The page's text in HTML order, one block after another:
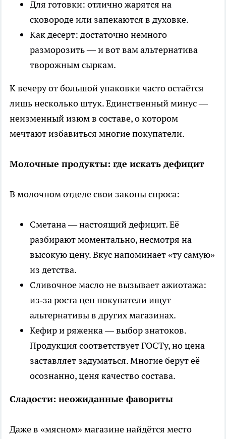
Для готовки: отлично жарятся на
сковороде или запекаются в духовке.
Как десерт: достаточно немного
разморозить — и вот вам альтернатива
творожным сыркам.
К вечеру от большой упаковки часто остаётся
лишь несколько штук. Единственный минус —
неизменный изюм в составе, о котором
мечтают избавиться многие покупатели.
Молочные продукты: где искать дефицит
В молочном отделе свои законы спроса:
Сметана — настоящий дефицит. Её
разбирают моментально, несмотря на
высокую цену. Вкус напоминает «ту самую»
из детства.
Сливочное масло не вызывает ажиотажа:
из‑за роста цен покупатели ищут
альтернативы в других магазинах.
Кефир и ряженка — выбор знатоков.
Продукция соответствует ГОСТу, но цена
заставляет задуматься. Многие берут её
осознанно, ценя качество состава.
Сладости: неожиданные фавориты
Даже в «мясном» магазине найдётся место